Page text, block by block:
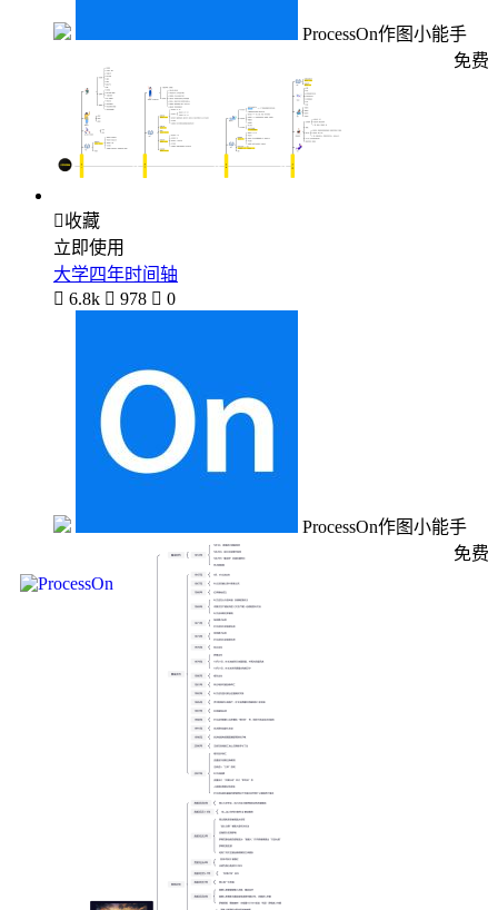
ProcessOn作图小能手
免费
收藏
立即使用
大学四年时间轴
 6.8k  978  0
ProcessOn作图小能手
免费